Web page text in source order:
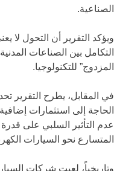
الصناعية.
ويؤكد التقرير أن التحول لا
التكامل بين الصناعات
المزدوج” للتكنولوجيا.
في المقابل، يطرح التقرير
الحاجة إلى استثمارات
عدم التأثير السلبي على
المتسارع نحو السيارات
وتاريخياً، لعبت شركات